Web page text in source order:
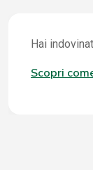
Hai
Scopri